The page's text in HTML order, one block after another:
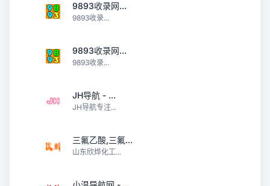
9893收录网...
9893收录...
9893收录网...
9893收录...
JH导航 - ...
JH导航专注...
三氟乙酸,三氟...
山东欣烨化工...